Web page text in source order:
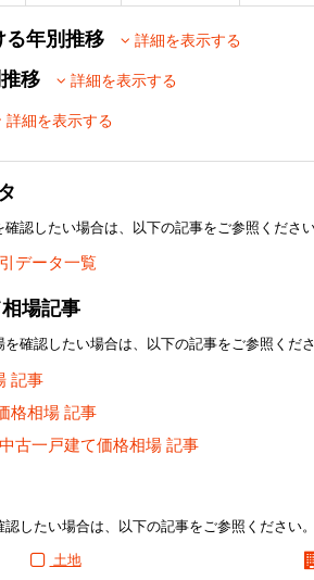
る年別推移 詳細を表示する
推移 詳細を表示する
詳細を表示する
認したい場合は、以下の記事をご参照ください
データ一覧
場記事
確認したい場合は、以下の記事をご参照くださ
記事
格相場 記事
古一戸建て価格相場 記事
したい場合は、以下の記事をご参照ください。
土地